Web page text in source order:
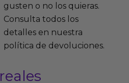
gusten o no los quieras.
Consulta todos los
detalles en nuestra
política de devoluciones.
reales